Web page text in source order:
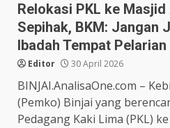
Relokasi PKL ke
Sepihak, BKM: Jangan
Ibadah Tempat Pelarian
Editor 30 April 2026
BINJAI.AnalisaOne.com –
(Pemko) Binjai yang
Pedagang Kaki Lima (PKL)